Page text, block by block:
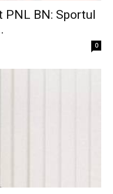
PNL BN: Sportul
0